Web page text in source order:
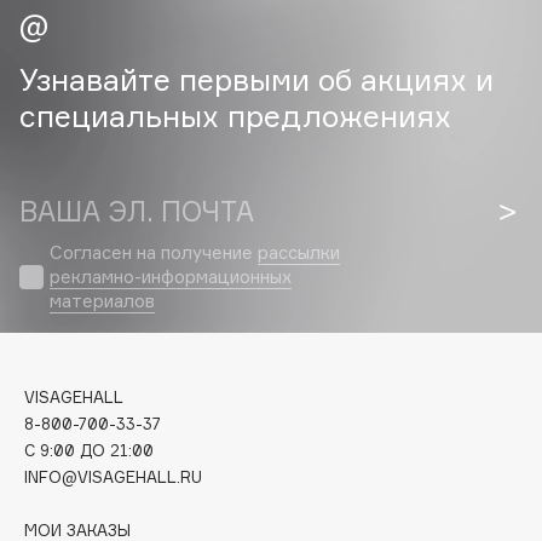
Cadence
Capelli Dorati
Carbon Theory
Catrice
Celimax
Cettua
Chupa Chups
Clarins Precious
Clinique
Clive Christian
Узнавайте первыми об акциях и
специальных предложениях
ВАША ЭЛ. ПОЧТА
Согласен на получение рассылки
рекламно-информационных
материалов
VISAGEHALL
8-800-700-33-37
C 9:00 ДО 21:00
INFO@VISAGEHALL.RU
МОИ ЗАКАЗЫ